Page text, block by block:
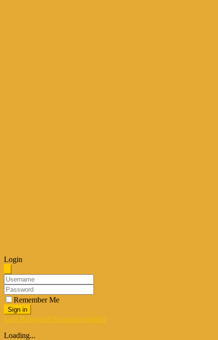
Login
Remember Me
Sign in
Lost Password?Account erstellen
Loading...